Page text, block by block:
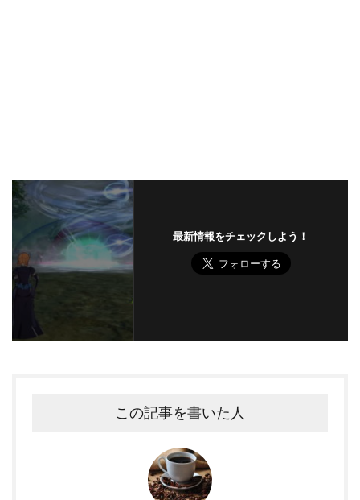
最新情報をチェックしよう！
この記事を書いた人